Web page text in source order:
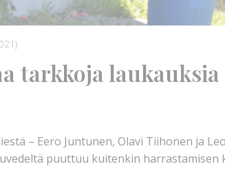
tarkkoja laukauksia
– Eero Juntunen, Olavi Tiihonen ja
puuttuu kuitenkin harrastamisen